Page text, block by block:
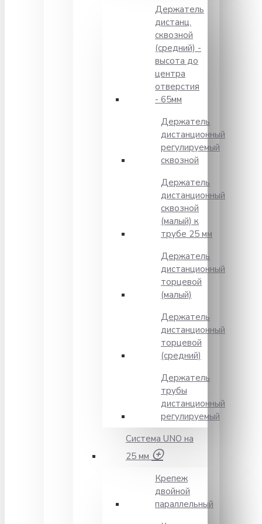
Держатель
дистанц.
сквозной
(средний) -
высота до
центра
отверстия
- 65мм
Держатель
дистанционный
регулируемый
сквозной
Держатель
дистанционный
сквозной
(малый) к
трубе 25 мм
Держатель
дистанционный
торцевой
(малый)
Держатель
дистанционный
торцевой
(средний)
Держатель
трубы
дистанционный
регулируемый
Система UNO на
25 мм
Крепеж
двойной
параллельный